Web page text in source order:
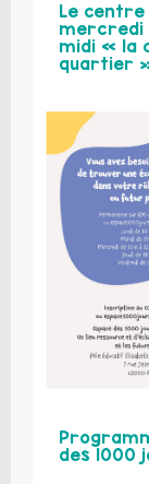
Le
mercredi
midi « la
quartier
des 1000